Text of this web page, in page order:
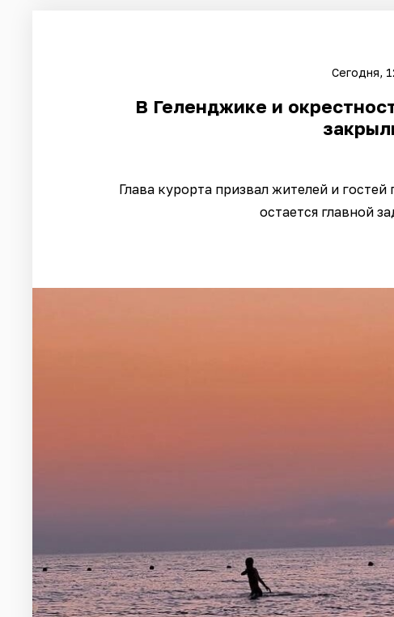
Сегодня,
В Геленджике и
Глава курорта призвал жителей и
остается главной